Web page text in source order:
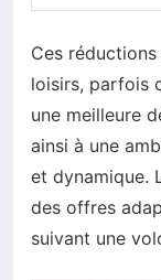
Ces
loisirs, parfois
une meilleure
ainsi à une
et dynamique.
des offres
suivant une